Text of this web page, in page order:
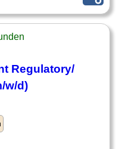
Regulatory/
w/d)